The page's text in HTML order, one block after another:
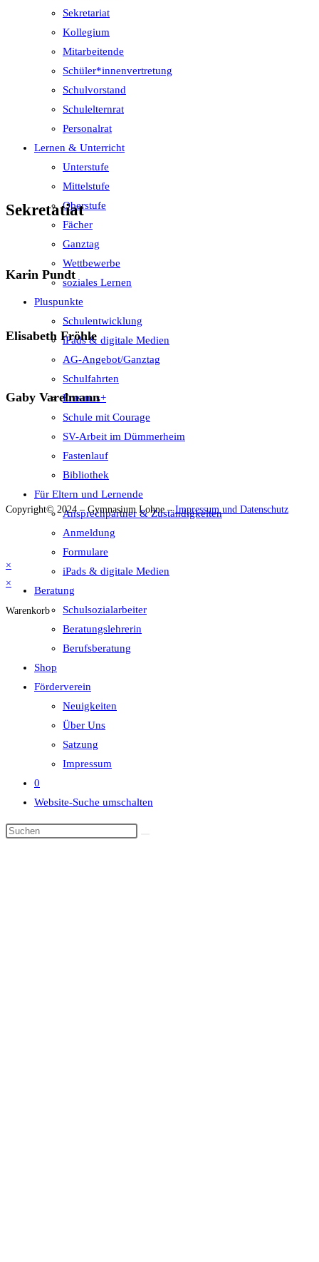
Sekretariat
Kollegium
Mitarbeitende
Schüler*innenvertretung
Schulvorstand
Schulelternrat
Personalrat
Lernen & Unterricht
Unterstufe
Mittelstufe
Oberstufe
Fächer
Ganztag
Wettbewerbe
soziales Lernen
Pluspunkte
Schulentwicklung
iPads & digitale Medien
AG-Angebot/Ganztag
Schulfahrten
Erasmus+
Schule mit Courage
SV-Arbeit im Dümmerheim
Fastenlauf
Bibliothek
Für Eltern und Lernende
Ansprechpartner & Zuständigkeiten
Anmeldung
Formulare
iPads & digitale Medien
Beratung
Schulsozialarbeiter
Beratungslehrerin
Berufsberatung
Shop
Förderverein
Neuigkeiten
Über Uns
Satzung
Impressum
0
Website-Suche umschalten
Sekretatiat
Karin Pundt
Elisabeth Fröhle
Gaby Varelmann
Copyright© 2024 – Gymnasium Lohne –Impressum und Datenschutz
×
×
Warenkorb